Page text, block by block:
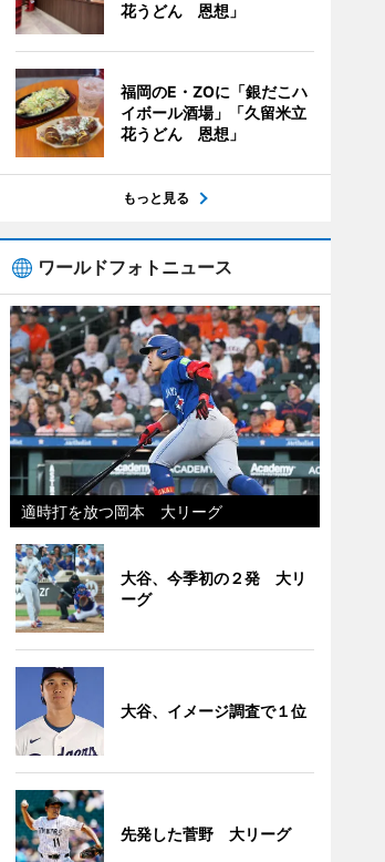
花うどん 恩想」
福岡のE・ZOに「銀だこハ
イボール酒場」「久留米立
花うどん 恩想」
もっと見る
ワールドフォトニュース
適時打を放つ岡本 大リーグ
大谷、今季初の２発 大リ
ーグ
大谷、イメージ調査で１位
先発した菅野 大リーグ